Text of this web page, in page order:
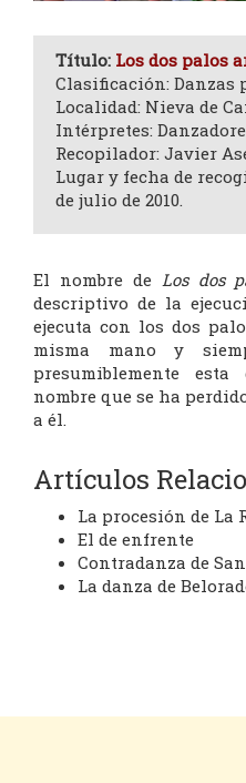
Título: Los dos palos
Clasificación: Danzas
Localidad: Nieva de
Intérpretes:
Recopilador: Javier
Lugar y fecha de
de julio de 2010.
El nombre de Los dos
descriptivo de la
ejecuta con los dos
misma mano y
presumiblemente
nombre que se ha
a él.
Artículos
La procesión de La
El de enfrente
Contradanza de
La danza de